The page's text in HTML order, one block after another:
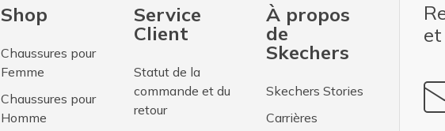
Shop
Chaussures pour
Femme
Chaussures pour
Homme
Service
Client
Statut de la
commande et du
retour
À propos
de
Skechers
Skechers Stories
Carrières
et